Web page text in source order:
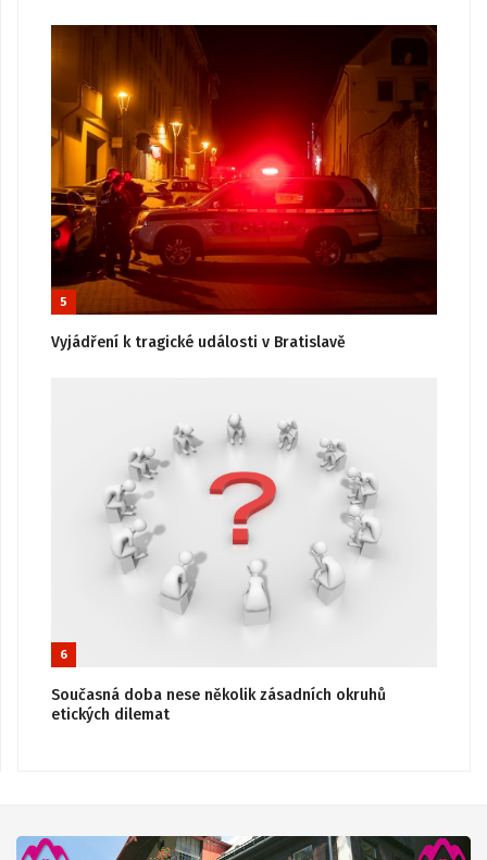
5
Vyjádření k tragické události v Bratislavě
6
Současná doba nese několik zásadních okruhů
etických dilemat